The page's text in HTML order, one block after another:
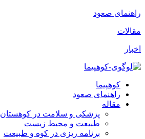
پرش
محتوا
راهنمای صعود
مقالات
اخبار
کوهپیما
راهنمای صعود
مقاله
پزشکی و سلامت در کوهستان
طبیعت و محیط زیست
برنامه ریزی در کوه و طبیعت